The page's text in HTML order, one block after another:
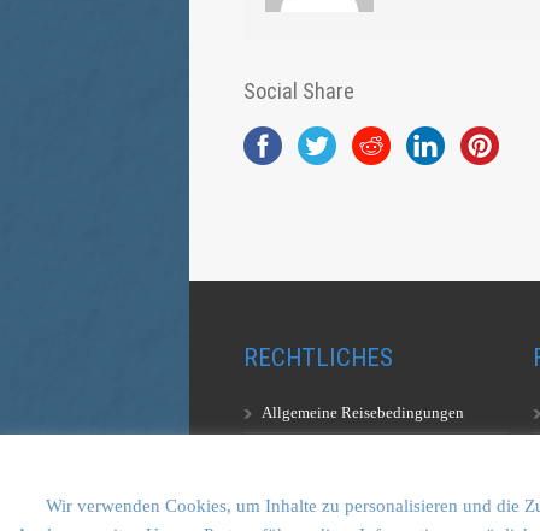
Social Share
RECHTLICHES
Allgemeine Reisebedingungen
Datenschutzerklärung
Wir verwenden Cookies, um Inhalte zu personalisieren und die